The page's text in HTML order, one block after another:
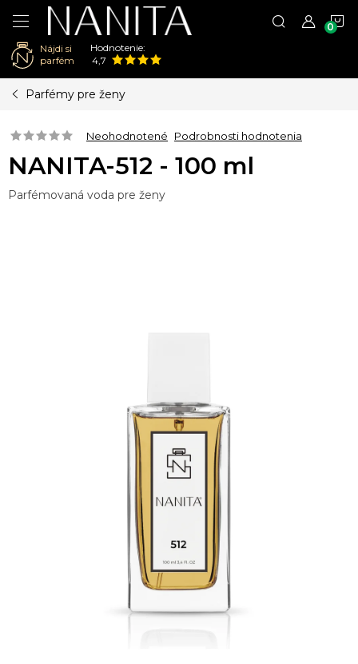
Nájdi si
parfém
Hodnotenie:
4,7
Parfémy pre ženy
Neohodnotené Podrobnosti hodnotenia
NANITA-512 - 100 ml
Parfémovaná voda pre ženy